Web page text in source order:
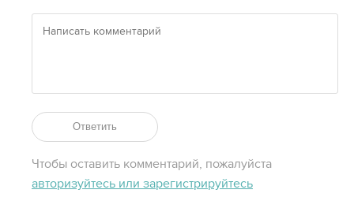
Ответить
Чтобы оставить комментарий, пожалуйста
авторизуйтесь или зарегистрируйтесь